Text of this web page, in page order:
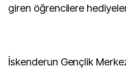
giren öğrencilere
İskenderun Gençlik